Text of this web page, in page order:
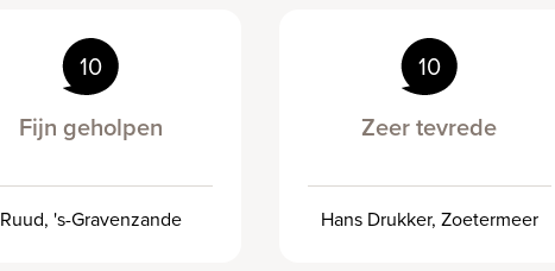
10
Fijn geholpen
Ruud, 's-Gravenzande
10
Zeer tevrede
Hans Drukker, Zoetermeer